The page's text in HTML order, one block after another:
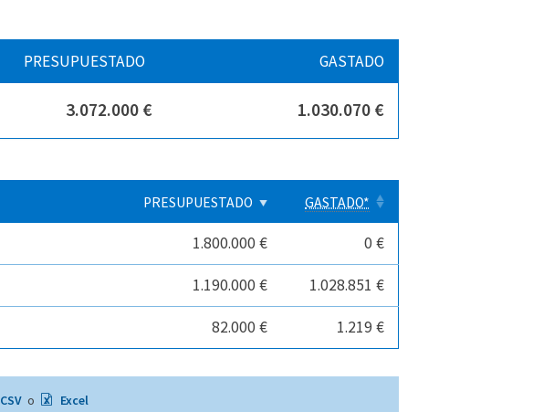
PRESUPUESTADO GASTADO
3.072.000 € 1.030.070 €
PRESUPUESTADO GASTADO*
1.800.000 € 0 €
1.190.000 € 1.028.851 €
82.000 € 1.219 €
CSV o Excel